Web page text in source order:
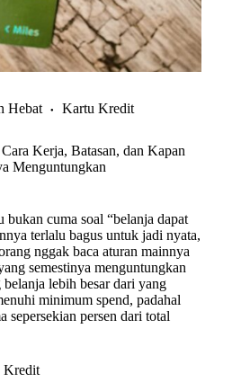
Hebat Kartu Kredit
Kerja, Batasan, dan Kapan
Menguntungkan
bukan cuma soal “belanja dapat
terlalu bagus untuk jadi nyata,
nggak baca aturan mainnya
semestinya menguntungkan
belanja lebih besar dari yang
minimum spend, padahal
sepersekian persen dari total
Kredit